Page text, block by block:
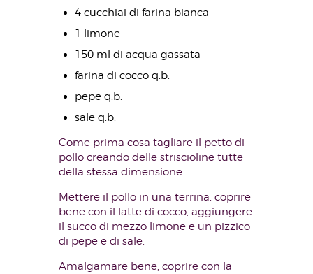
4 cucchiai di farina bianca
1 limone
150 ml di acqua gassata
farina di cocco q.b.
pepe q.b.
sale q.b.
Come prima cosa tagliare il petto di
pollo creando delle striscioline tutte
della stessa dimensione.
Mettere il pollo in una terrina, coprire
bene con il latte di cocco, aggiungere
il succo di mezzo limone e un pizzico
di pepe e di sale.
Amalgamare bene, coprire con la